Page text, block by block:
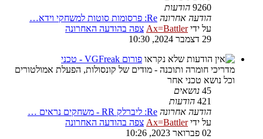
9260 הודעות
הודעה אחרונה Re: פרסומות סוטות למשחקי וידא…
על ידיAx=Battler צפה בהודעה האחרונה
29 דצמבר 2024, 10:30
פורום VGFreak - טכני
מדריכי חומרה ותוכנה - מודים של קונסולות, הפעלת אמולטורים
וכל נושא טכני אחר
45 נושאים
421 הודעות
הודעה אחרונה Re: ליברלק RR - משחקים נראים …
על ידיAx=Battler צפה בהודעה האחרונה
02 פברואר 2023, 10:26